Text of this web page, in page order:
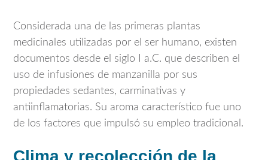
Considerada una de las primeras plantas
medicinales utilizadas por el ser humano, existen
documentos desde el siglo I a.C. que describen el
uso de infusiones de manzanilla por sus
propiedades sedantes, carminativas y
antiinflamatorias. Su aroma característico fue uno
de los factores que impulsó su empleo tradicional.
Clima y recolección de la